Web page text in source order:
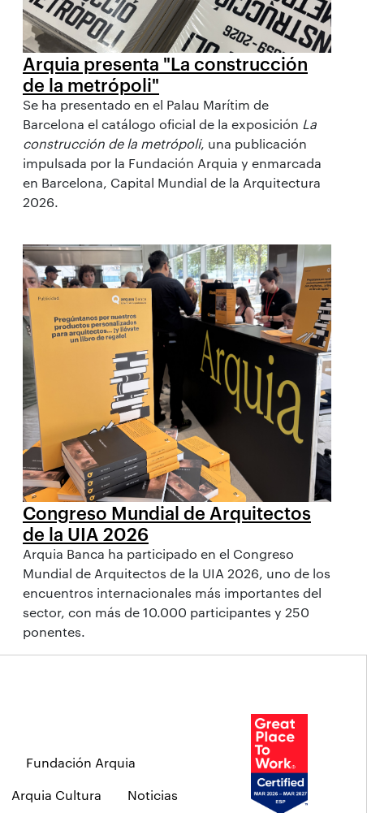
Arquia presenta "La construcción
de la metrópoli"
Se ha presentado en el Palau Marítim de
Barcelona el catálogo oficial de la exposición La
construcción de la metrópoli, una publicación
impulsada por la Fundación Arquia y enmarcada
en Barcelona, Capital Mundial de la Arquitectura
2026.
Congreso Mundial de Arquitectos
de la UIA 2026
Arquia Banca ha participado en el Congreso
Mundial de Arquitectos de la UIA 2026, uno de los
encuentros internacionales más importantes del
sector, con más de 10.000 participantes y 250
ponentes.
Fundación Arquia
Arquia Cultura Noticias